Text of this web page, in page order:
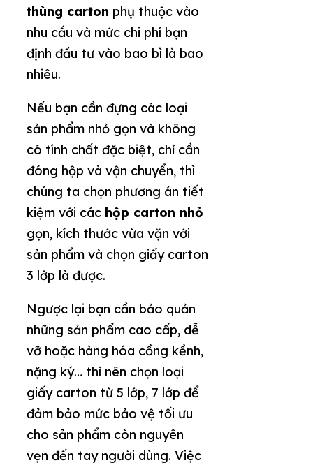
thùng carton phụ thuộc vào
nhu cầu và mức chi phí bạn
định đầu tư vào bao bì là bao
nhiêu.
Nếu bạn cần đựng các loại
sản phẩm nhỏ gọn và không
có tính chất đặc biệt, chỉ cần
đóng hộp và vận chuyển, thì
chúng ta chọn phương án tiết
kiệm với các hộp carton nhỏ
gọn, kích thước vừa vặn với
sản phẩm và chọn giấy carton
3 lớp là được.
Ngược lại bạn cần bảo quản
những sản phẩm cao cấp, dễ
vỡ hoặc hàng hóa cồng kềnh,
nặng ký… thì nên chọn loại
giấy carton từ 5 lớp, 7 lớp để
đảm bảo mức bảo vệ tối ưu
cho sản phẩm còn nguyên
vẹn đến tay người dùng. Việc